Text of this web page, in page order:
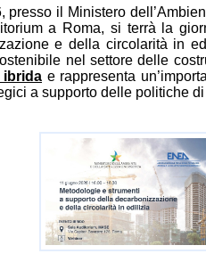
presso il Ministero
a Roma, si terrà la
e della circolarità in
nel settore delle
ibrida e rappresenta
a supporto delle politiche